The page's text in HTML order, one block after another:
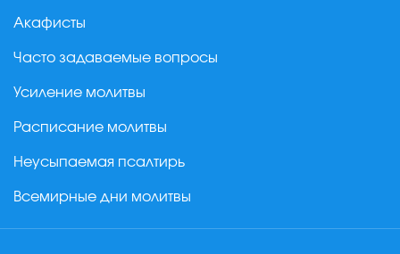
Акафисты
Часто задаваемые вопросы
Усиление молитвы
Расписание молитвы
Неусыпаемая псалтирь
Всемирные дни молитвы